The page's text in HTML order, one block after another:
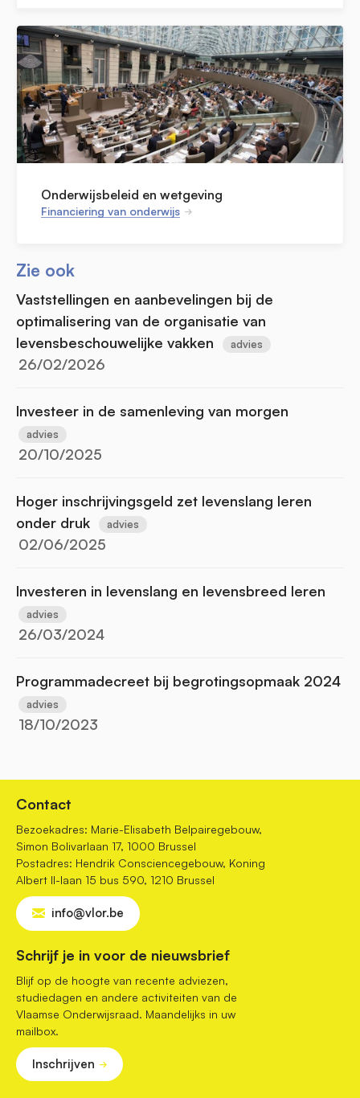
Onderwijsbeleid en wetgeving
Financiering van onderwijs
Zie ook
Vaststellingen en aanbevelingen bij de
optimalisering van de organisatie van
levensbeschouwelijke vakken
advies
26/02/2026
Investeer in de samenleving van morgen
advies
20/10/2025
Hoger inschrijvingsgeld zet levenslang leren
onder druk
advies
02/06/2025
Investeren in levenslang en levensbreed leren
advies
26/03/2024
Programmadecreet bij begrotingsopmaak 2024
advies
18/10/2023
Contact
Bezoekadres: Marie-Elisabeth Belpairegebouw,
Simon Bolivarlaan 17, 1000 Brussel
Postadres: Hendrik Consciencegebouw, Koning
Albert II-laan 15 bus 590, 1210 Brussel
info@vlor.be
Schrijf je in voor de nieuwsbrief
Blijf op de hoogte van recente adviezen,
studiedagen en andere activiteiten van de
Vlaamse Onderwijsraad. Maandelijks in uw
mailbox.
Inschrijven